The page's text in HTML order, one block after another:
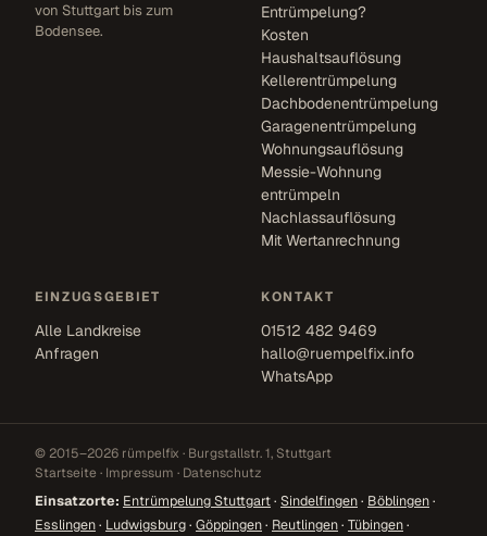
von Stuttgart bis zum
Bodensee.
Entrümpelung?
Kosten
Haushaltsauflösung
Kellerentrümpelung
Dachbodenentrümpelung
Garagenentrümpelung
Wohnungsauflösung
Messie-Wohnung
entrümpeln
Nachlassauflösung
Mit Wertanrechnung
EINZUGSGEBIET
Alle Landkreise
Anfragen
KONTAKT
01512 482 9469
hallo@ruempelfix.info
WhatsApp
© 2015–2026 rümpelfix · Burgstallstr. 1, Stuttgart
Startseite · Impressum · Datenschutz
Einsatzorte: Entrümpelung Stuttgart· Sindelfingen· Böblingen·
Esslingen· Ludwigsburg· Göppingen· Reutlingen· Tübingen·